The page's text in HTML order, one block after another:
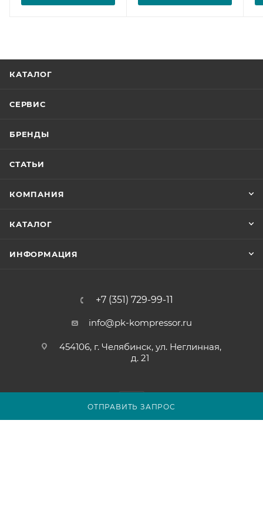
ОТПРАВИТЬ ЗАПРОС
КАТАЛОГ
СЕРВИС
БРЕНДЫ
СТАТЬИ
КОМПАНИЯ
КАТАЛОГ
ИНФОРМАЦИЯ
+7 (351) 729-99-11
info@pk-kompressor.ru
454106, г. Челябинск, ул. Неглинная,
д. 21